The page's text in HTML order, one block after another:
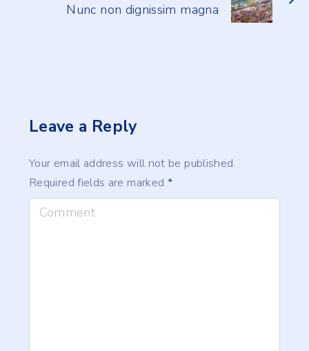
Nunc non dignissim magna
Leave a Reply
Your email address will not be published.
Required fields are marked *